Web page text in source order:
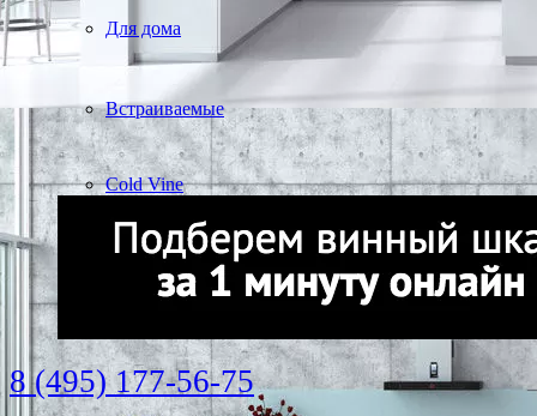
Для дома
Встраиваемые
Cold Vine
8 (495) 177-56-75